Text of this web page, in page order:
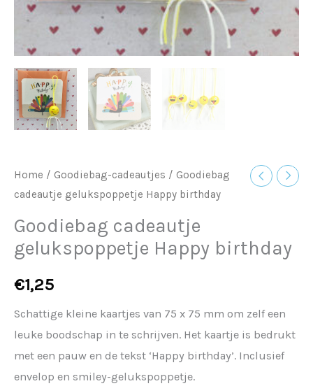
Home / Goodiebag-cadeautjes / Goodiebag
cadeautje gelukspoppetje Happy birthday
Goodiebag cadeautje
gelukspoppetje Happy birthday
€1,25
Schattige kleine kaartjes van 75 x 75 mm om zelf een
leuke boodschap in te schrijven. Het kaartje is bedrukt
met een pauw en de tekst ‘Happy birthday’. Inclusief
envelop en smiley-gelukspoppetje.